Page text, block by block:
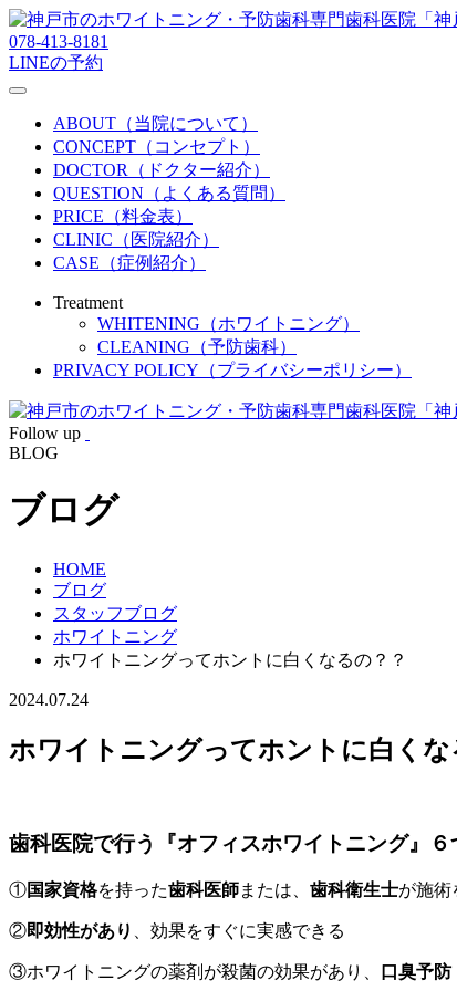
078-413-8181
LINEの予約
ABOUT（当院について）
CONCEPT（コンセプト）
DOCTOR（ドクター紹介）
QUESTION（よくある質問）
PRICE（料金表）
CLINIC（医院紹介）
CASE（症例紹介）
Treatment
WHITENING（ホワイトニング）
CLEANING（予防歯科）
PRIVACY POLICY（プライバシーポリシー）
Follow up
BLOG
ブログ
HOME
ブログ
スタッフブログ
ホワイトニング
ホワイトニングってホントに白くなるの？？
2024.07.24
ホワイトニングってホントに白くな
歯科医院で行う『オフィスホワイトニング』６
①国家資格を持った歯科医師または、 歯科衛生士が施術
②即効性があり 、効果をすぐに実感できる
③ホワイトニングの薬剤が殺菌の効果があり、 口臭予